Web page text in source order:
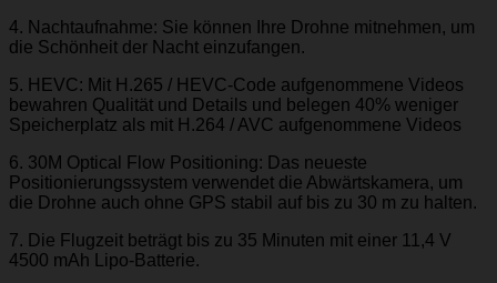
4. Nachtaufnahme: Sie können Ihre Drohne mitnehmen, um
die Schönheit der Nacht einzufangen.
5. HEVC: Mit H.265 / HEVC-Code aufgenommene Videos
bewahren Qualität und Details und belegen 40% weniger
Speicherplatz als mit H.264 / AVC aufgenommene Videos
6. 30M Optical Flow Positioning: Das neueste
Positionierungssystem verwendet die Abwärtskamera, um
die Drohne auch ohne GPS stabil auf bis zu 30 m zu halten.
7. Die Flugzeit beträgt bis zu 35 Minuten mit einer 11,4 V
4500 mAh Lipo-Batterie.